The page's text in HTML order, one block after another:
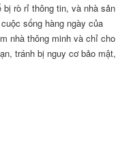
rò rỉ thông tin, và nhà sản
sống hàng ngày của
nhà thông minh và chỉ cho
tránh bị nguy cơ bảo mật,